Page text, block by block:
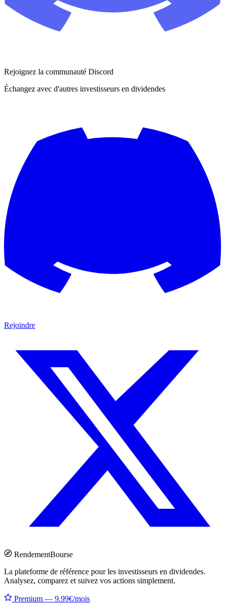
Rejoignez la communauté Discord
Échangez avec d'autres investisseurs en dividendes
Rejoindre
RendementBourse
La plateforme de référence pour les investisseurs en dividendes.
Analysez, comparez et suivez vos actions simplement.
Premium — 9.99€/mois